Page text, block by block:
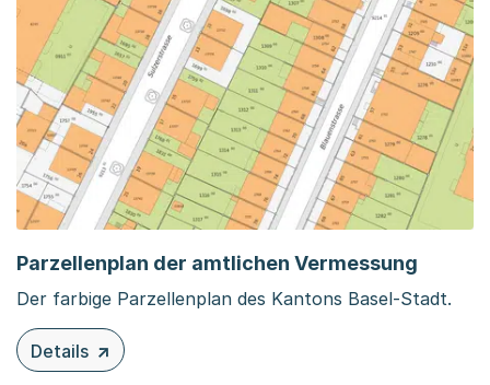
Parzellenplan der amtlichen Vermessung
Der farbige Parzellenplan des Kantons Basel-Stadt.
Details
zu diesem Inhalt: Parzellenplan der amtlichen